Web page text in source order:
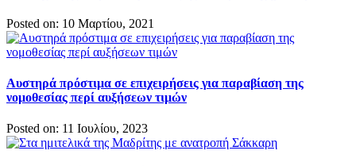
Posted on: 10 Μαρτίου, 2021
Αυστηρά πρόστιμα σε επιχειρήσεις για παραβίαση της
νομοθεσίας περί αυξήσεων τιμών
Posted on: 11 Ιουλίου, 2023